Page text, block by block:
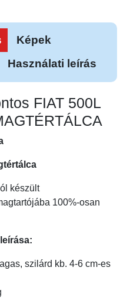
Képek
Használati leírás
FIAT 500L
készült
100%-osan
szilárd kb. 4-6 cm-es